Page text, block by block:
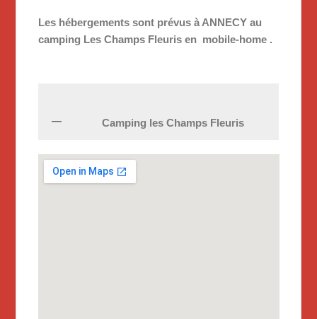
Les hébergements sont prévus à ANNECY au
camping Les Champs Fleuris en mobile-home .
Camping les Champs Fleuris